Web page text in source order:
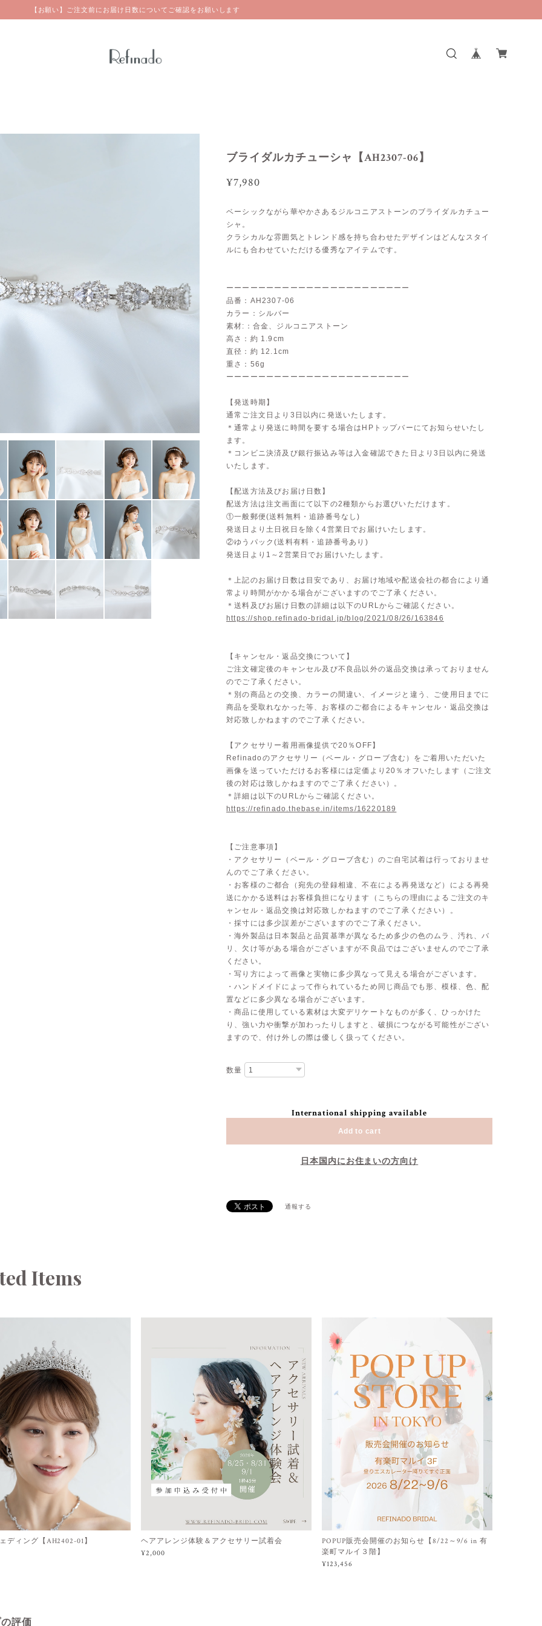
【お願い】ご注文前にお届け日数についてご確認をお願いします
ブライダルカチューシャ【AH2307-06】
¥7,980
ベーシックながら華やかさあるジルコニアストーンのブライダルカチュー
シャ。
クラシカルな雰囲気とトレンド感を持ち合わせたデザインはどんなスタイ
ルにも合わせていただける優秀なアイテムです。
ーーーーーーーーーーーーーーーーーーーーーーー
品番：AH2307-06
カラー：シルバー
素材:：合金、ジルコニアストーン
高さ：約 1.9cm
直径：約 12.1cm
重さ：56g
ーーーーーーーーーーーーーーーーーーーーーーー
【発送時期】
通常ご注文日より3日以内に発送いたします。
＊通常より発送に時間を要する場合はHPトップバーにてお知らせいたし
ます。
＊コンビニ決済及び銀行振込み等は入金確認できた日より3日以内に発送
いたします。
【配送方法及びお届け日数】
配送方法は注文画面にて以下の2種類からお選びいただけます。
①一般郵便(送料無料・追跡番号なし)
発送日より土日祝日を除く4営業日でお届けいたします。
②ゆうパック(送料有料・追跡番号あり)
発送日より1～2営業日でお届けいたします。
＊上記のお届け日数は目安であり、お届け地域や配送会社の都合により通
常より時間がかかる場合がございますのでご了承ください。
＊送料及びお届け日数の詳細は以下のURLからご確認ください。
https://shop.refinado-bridal.jp/blog/2021/08/26/163846
【キャンセル・返品交換について】
ご注文確定後のキャンセル及び不良品以外の返品交換は承っておりません
のでご了承ください。
＊別の商品との交換、カラーの間違い、イメージと違う、ご使用日までに
商品を受取れなかった等、お客様のご都合によるキャンセル・返品交換は
対応致しかねますのでご了承ください。
【アクセサリー着用画像提供で20％OFF】
Refinadoのアクセサリー（ベール・グローブ含む）をご着用いただいた
画像を送っていただけるお客様には定価より20％オフいたします（ご注文
後の対応は致しかねますのでご了承ください）。
＊詳細は以下のURLからご確認ください。
https://refinado.thebase.in/items/16220189
【ご注意事項】
・アクセサリー（ベール・グローブ含む）のご自宅試着は行っておりませ
んのでご了承ください。
・お客様のご都合（宛先の登録相違、不在による再発送など）による再発
送にかかる送料はお客様負担になります（こちらの理由によるご注文のキ
ャンセル・返品交換は対応致しかねますのでご了承ください）。
・採寸には多少誤差がございますのでご了承ください。
・海外製品は日本製品と品質基準が異なるため多少の色のムラ、汚れ、バ
リ、欠け等がある場合がございますが不良品ではございませんのでご了承
ください。
・写り方によって画像と実物に多少異なって見える場合がございます。
・ハンドメイドによって作られているため同じ商品でも形、模様、色、配
置などに多少異なる場合がございます。
・商品に使用している素材は大変デリケートなものが多く、ひっかけた
り、強い力や衝撃が加わったりしますと、破損につながる可能性がござい
ますので、付け外しの際は優しく扱ってください。
数量
International shipping available
Add to cart
日本国内にお住まいの方向け
通報する
Items
ディング【AH2402-01】
ヘアアレンジ体験＆アクセサリー試着会
¥2,000
POPUP販売会開催のお知らせ【8/22～9/6 in 有
楽町マルイ３階】
¥123,456
評価